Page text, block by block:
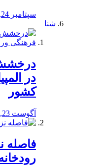
سپتامبر 24, 2019
شنا
درخشش
در
کشور
آگوست 23, 2019
️فاصله